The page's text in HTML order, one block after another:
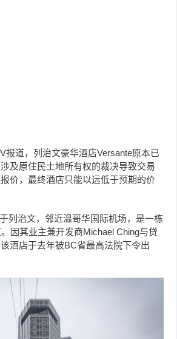
报道，列治文豪华酒店Versante原本已
及原住民土地所有权的裁决导致交易
价，最终酒店只能以远低于预期的价
列治文，邻近温哥华国际机场，是一栋
因其业主兼开发商Michael Ching与贷
酒店于去年被BC省最高法院下令出